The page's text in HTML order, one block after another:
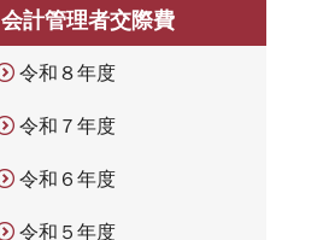
会計管理者交際費
令和８年度
令和７年度
令和６年度
令和５年度